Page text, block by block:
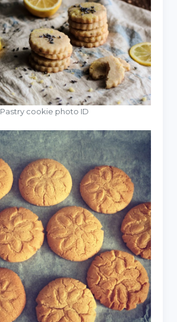
Pastry cookie photo ID